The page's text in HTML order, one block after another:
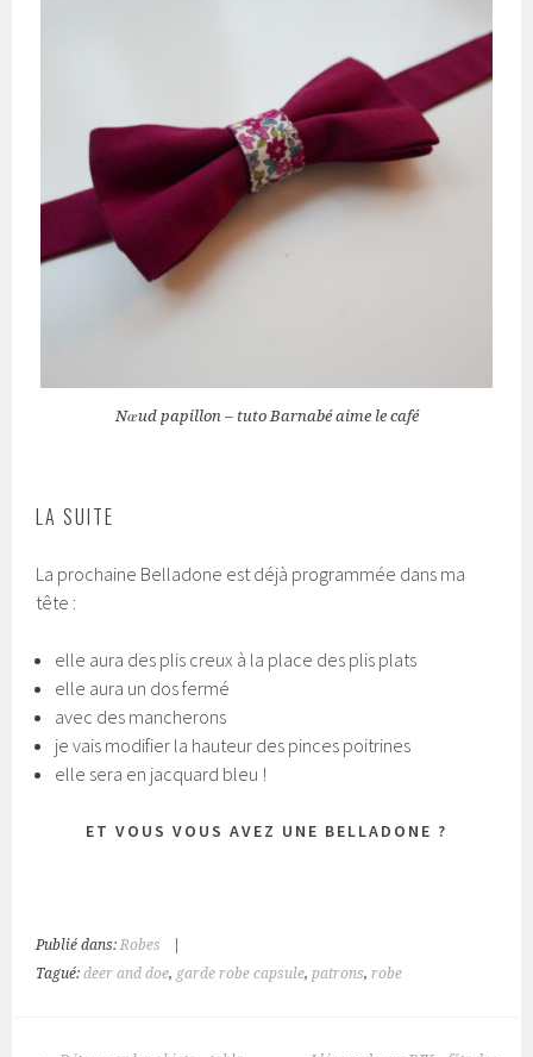
Nœud papillon – tuto Barnabé aime le café
LA SUITE
La prochaine Belladone est déjà programmée dans ma
tête :
elle aura des plis creux à la place des plis plats
elle aura un dos fermé
avec des mancherons
je vais modifier la hauteur des pinces poitrines
elle sera en jacquard bleu !
ET VOUS VOUS AVEZ UNE BELLADONE ?
Publié dans:Robes
Tagué:deer and doe, garde robe capsule,patrons,robe